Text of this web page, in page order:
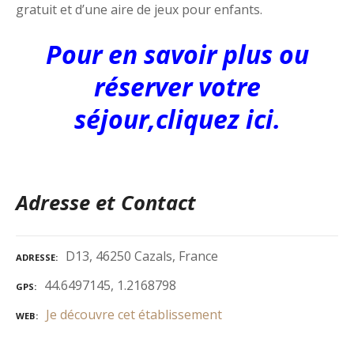
gratuit et d’une aire de jeux pour enfants.
Pour en savoir plus ou
réserver votre
séjour,cliquez ici.
Adresse et Contact
ADRESSE D13, 46250 Cazals, France
GPS 44.6497145, 1.2168798
WEB Je découvre cet établissement